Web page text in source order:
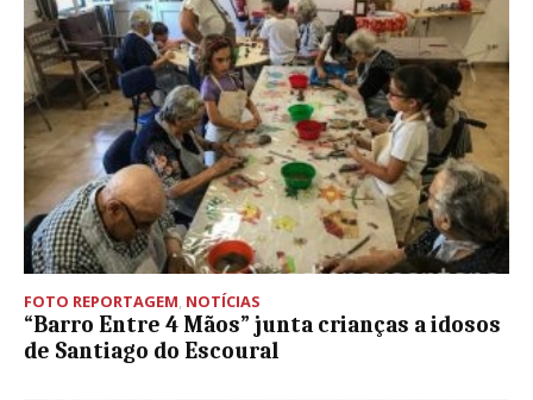
FOTO REPORTAGEM, NOTÍCIAS
“Barro Entre 4 Mãos” junta crianças a idosos
de Santiago do Escoural